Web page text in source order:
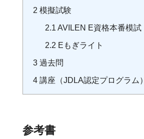
2 模擬試験
2.1 AVILEN E資格本番模試
2.2 Eもぎライト
3過去問
4講座（JDLA認定プログラム）
参考書